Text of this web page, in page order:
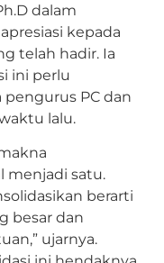
dalam
kepada
telah hadir. Ia
ini perlu
PC dan
lalu.
menjadi satu.
berarti
besar dan
ujarnya.